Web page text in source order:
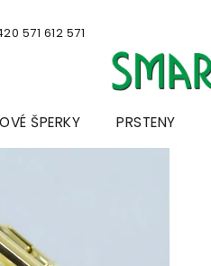
571 612 571
ŠPERKY PRSTENY